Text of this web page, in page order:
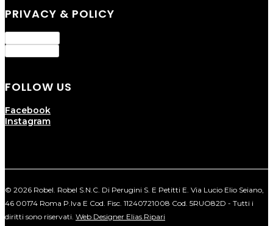
PRIVACY & POLICY
FOLLOW US
Facebook
Instagram
© 2026 Robel. Robel S.N.C. Di Perugini S. E Petitti E. Via Lucio Elio Seiano,
46 00174 Roma P.Iva E Cod. Fisc. 11240721008 Cod. 5RUO82D - Tutti i
diritti sono riservati. Web Designer Elias Ripari